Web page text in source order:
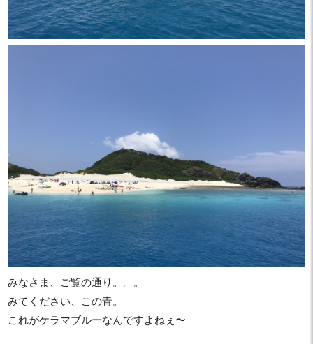
みなさま、ご覧の通り。。。
みてください、この青。
これがケラマブルーなんですよねぇ〜